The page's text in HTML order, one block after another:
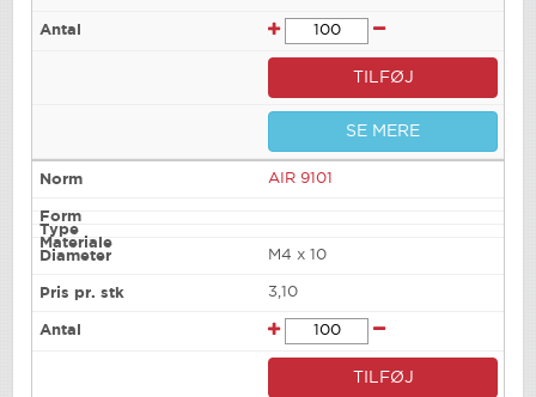
TILFØJ
SE MERE
AIR 9101
M4 x 10
3,10
TILFØJ